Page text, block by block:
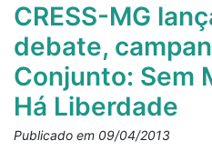
CRESS-MG
debate,
Conjunto: Sem
Há Liberdade
Publicado em 09/04/2013